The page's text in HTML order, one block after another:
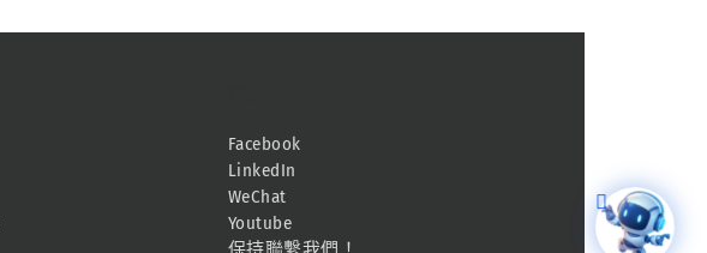
Facebook
LinkedIn
WeChat
Youtube